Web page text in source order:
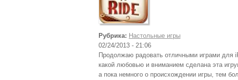
Рубрика: Настольные игры
02/24/2013 - 21:06
Продолжаю радовать отличными играми для
какой любовью и вниманием сделана эта
а пока немного о происхождении игры, тем